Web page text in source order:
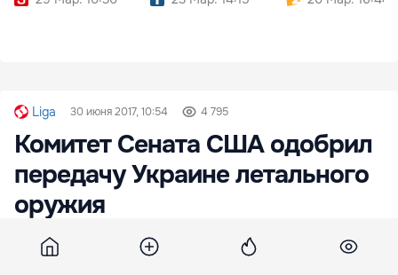
Liga 30 июня 2017, 10:54 4 795
Комитет Сената США одобрил
передачу Украине летального
оружия
Передача вооружений предусмотрена